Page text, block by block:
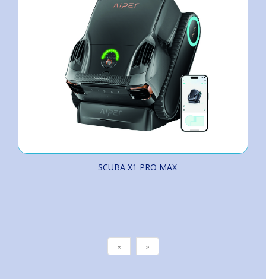
SCUBA X1 PRO MAX
« »